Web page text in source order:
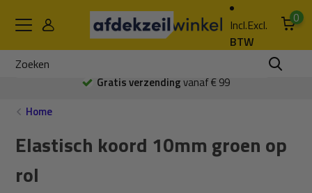
Incl.Excl.
BTW
0
Gratis verzendingvanaf € 99
Home
Elastisch koord 10mm groen op
rol